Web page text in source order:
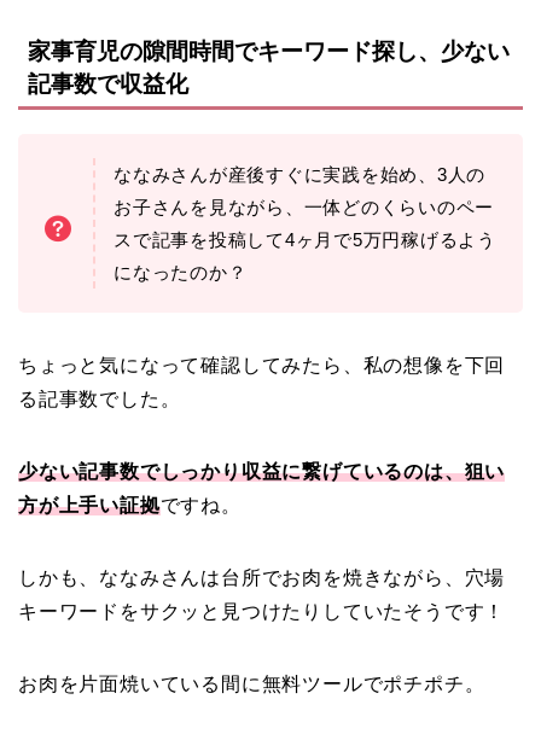
家事育児の隙間時間でキーワード探し、少ない
記事数で収益化
ななみさんが産後すぐに実践を始め、3人の
お子さんを見ながら、一体どのくらいのペー
スで記事を投稿して4ヶ月で5万円稼げるよう
になったのか？
ちょっと気になって確認してみたら、私の想像を下回
る記事数でした。
少ない記事数でしっかり収益に繋げているのは、狙い
方が上手い証拠ですね。
しかも、ななみさんは台所でお肉を焼きながら、穴場
キーワードをサクッと見つけたりしていたそうです！
お肉を片面焼いている間に無料ツールでポチポチ。